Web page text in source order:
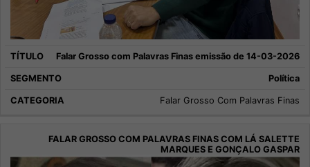
Falar Grosso com Palavras Finas emissão de 14-03-2026
Política
Falar Grosso Com Palavras Finas